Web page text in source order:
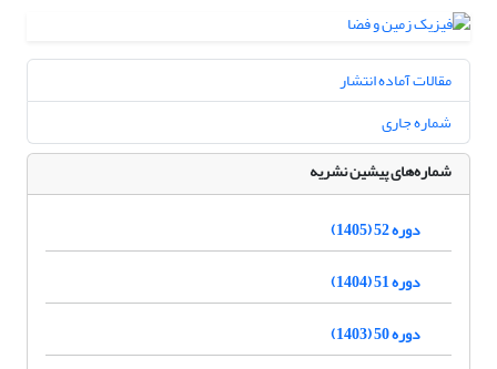
مقالات آماده انتشار
شماره جاری
شماره‌های پیشین نشریه
دوره 52 (1405)
دوره 51 (1404)
دوره 50 (1403)